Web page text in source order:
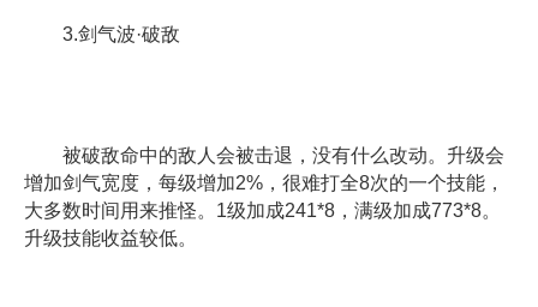
3.剑气波·破敌
被破敌命中的敌人会被击退，没有什么改动。升级会
增加剑气宽度，每级增加2%，很难打全8次的一个技能，
大多数时间用来推怪。1级加成241*8，满级加成773*8。
升级技能收益较低。